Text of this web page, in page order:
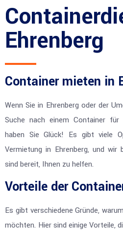
Ehrenberg
Container mieten in
Wenn Sie in Ehrenberg oder der
Suche nach einem Container
haben Sie Glück! Es gibt viele
Vermietung in Ehrenberg, und wir
sind bereit, Ihnen zu helfen.
Vorteile der
Es gibt verschiedene Gründe,
möchten. Hier sind einige Vorteile,